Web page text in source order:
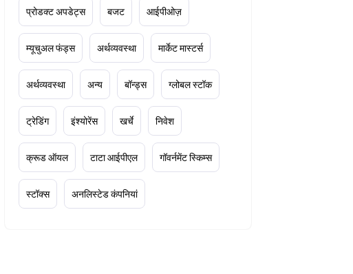
प्रोडक्ट अपडेट्स बजट आईपीओज़
म्यूचुअल फंड्स अर्थव्यवस्था मार्केट मास्टर्स
अर्थव्यवस्था अन्य बॉन्ड्स ग्लोबल स्टॉक
ट्रेडिंग इंश्योरेंस खर्चे निवेश
क्रूड ऑयल टाटा आईपीएल गॉवर्नमेंट स्किम्स
स्टॉक्स अनलिस्टेड कंपनियां